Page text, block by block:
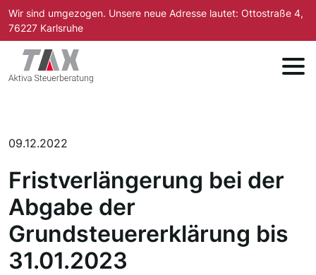
Zum Inhalt springen
Wir sind umgezogen. Unsere neue Adresse lautet: Ottostraße 4,
76227 Karlsruhe
09.12.2022
Fristverlängerung bei der
Abgabe der
Grundsteuererklärung bis
31.01.2023